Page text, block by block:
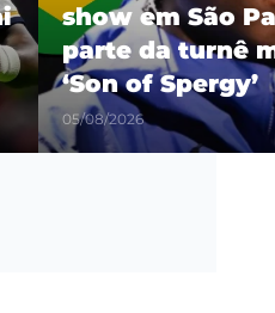
show em São
parte da turnê
‘Son of Spergy’
05/08/2026